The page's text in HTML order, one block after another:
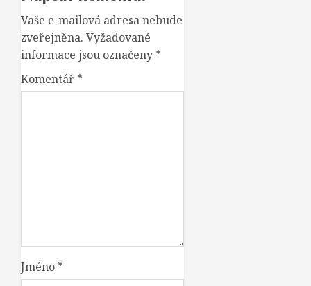
Vaše e-mailová adresa nebude
zveřejněna. Vyžadované
informace jsou označeny *
Komentář *
Jméno *